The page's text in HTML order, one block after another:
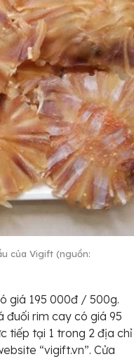
của Vigift (nguồn:
giá 195 000đ / 500g.
đuối rim cay có giá 95
tiếp tại 1 trong 2 địa chỉ
“vigift.vn”. Cửa